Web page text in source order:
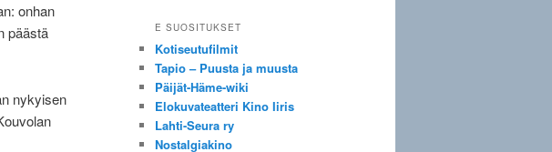
onhan
päästä
nykyisen
E SUOSITUKSET
Kotiseutufilmit
Tapio – Puusta ja muusta
Päijät-Häme-wiki
Elokuvateatteri Kino Iiris
Lahti-Seura ry
Nostalgiakino